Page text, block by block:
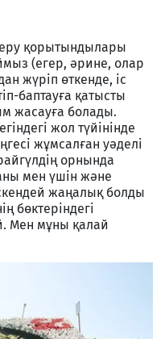
қорытындылары
(егер, әрине, олар
жүріп өткенде, іс
баптауға қатысты
жасауға болады.
жол түйінінде
жұмсалған уәделі
орнында
мен үшін және
жаңалық болды
бөктеріндегі
Мен мұны қалай